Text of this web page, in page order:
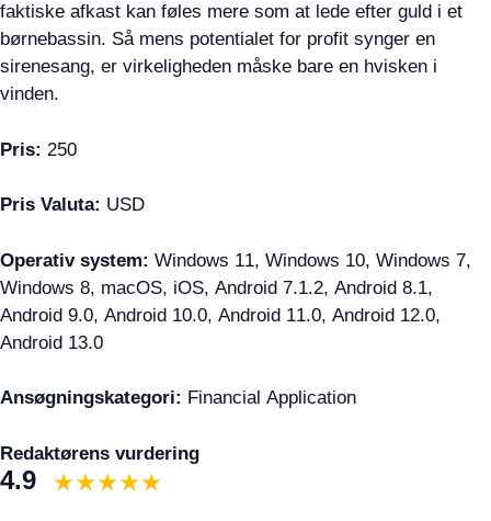
faktiske afkast kan føles mere som at lede efter guld i et
børnebassin. Så mens potentialet for profit synger en
sirenesang, er virkeligheden måske bare en hvisken i
vinden.
Pris: 250
Pris Valuta: USD
Operativ system: Windows 11, Windows 10, Windows 7,
Windows 8, macOS, iOS, Android 7.1.2, Android 8.1,
Android 9.0, Android 10.0, Android 11.0, Android 12.0,
Android 13.0
Ansøgningskategori: Financial Application
Redaktørens vurdering
4.9